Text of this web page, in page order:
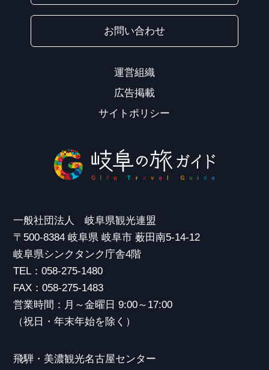
お問い合わせ
運営組織
広告掲載
サイトポリシー
一般社団法人 岐阜県観光連盟
〒500-8384 岐阜県 岐阜市 薮田南5-14-12
岐阜県シンクタンク庁舎4階
TEL：058-275-1480
FAX：058-275-1483
営業時間：月～金曜日 9:00～17:00
（祝日・年末年始を除く）
飛騨・美濃観光名古屋センター